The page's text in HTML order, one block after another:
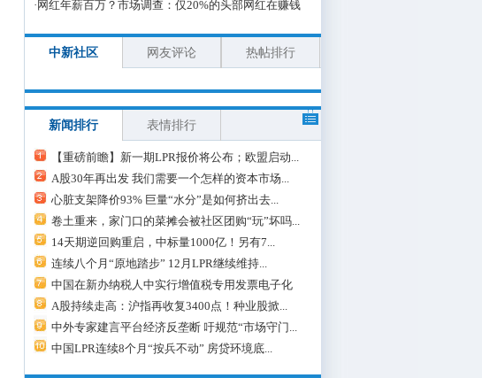
· 网红年薪百万？市场调查：仅20%的头部网红在赚钱
中新社区 网友评论 热帖排行
新闻排行 表情排行
【重磅前瞻】新一期LPR报价将公布；欧盟启动...
A股30年再出发 我们需要一个怎样的资本市场...
心脏支架降价93% 巨量“水分”是如何挤出去...
卷土重来，家门口的菜摊会被社区团购“玩”坏吗...
14天期逆回购重启，中标量1000亿！另有7...
连续八个月“原地踏步” 12月LPR继续维持...
中国在新办纳税人中实行增值税专用发票电子化
A股持续走高：沪指再收复3400点！种业股掀...
中外专家建言平台经济反垄断 吁规范“市场守门...
中国LPR连续8个月“按兵不动” 房贷环境底...